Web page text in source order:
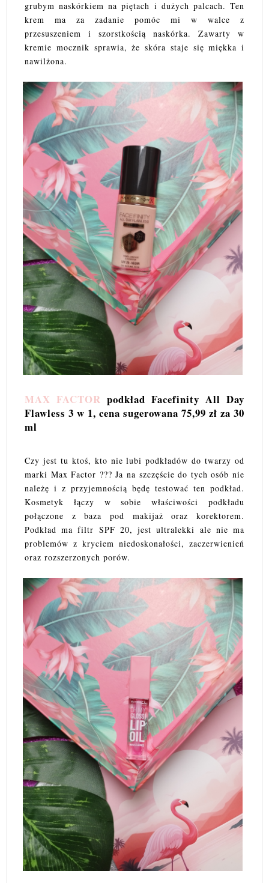
grubym naskórkiem na piętach i dużych palcach. Ten
krem ma za zadanie pomóc mi w walce z
przesuszeniem i szorstkością naskórka. Zawarty w
kremie mocznik sprawia, że skóra staje się miękka i
nawilżona.
MAX FACTOR podkład Facefinity All Day
Flawless 3 w 1, cena sugerowana 75,99 zł za 30
ml
Czy jest tu ktoś, kto nie lubi podkładów do twarzy od
marki Max Factor ??? Ja na szczęście do tych osób nie
należę i z przyjemnością będę testować ten podkład.
Kosmetyk łączy w sobie właściwości podkładu
połączone z baza pod makijaż oraz korektorem.
Podkład ma filtr SPF 20, jest ultralekki ale nie ma
problemów z kryciem niedoskonałości, zaczerwienień
oraz rozszerzonych porów.